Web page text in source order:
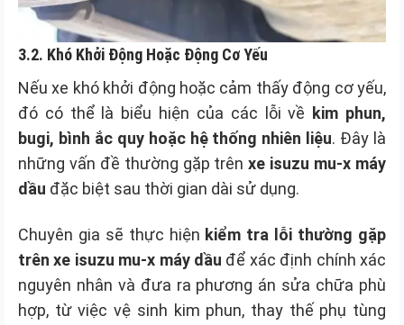
3.2. Khó Khởi Động Hoặc Động Cơ Yếu
Nếu xe khó khởi động hoặc cảm thấy động cơ yếu,
đó có thể là biểu hiện của các lỗi về kim phun,
bugi, bình ắc quy hoặc hệ thống nhiên liệu. Đây là
những vấn đề thường gặp trênxe isuzu mu-x máy
dầu đặc biệt sau thời gian dài sử dụng.
Chuyên gia sẽ thực hiện kiểm tra lỗi thường gặp
trên xe isuzu mu-x máy dầu để xác định chính xác
nguyên nhân và đưa ra phương án sửa chữa phù
hợp, từ việc vệ sinh kim phun, thay thế phụ tùng